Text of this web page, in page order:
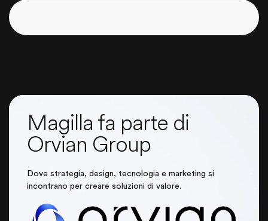
Magilla fa parte di
Orvian Group
Dove strategia, design, tecnologia e marketing si
incontrano per creare soluzioni di valore.